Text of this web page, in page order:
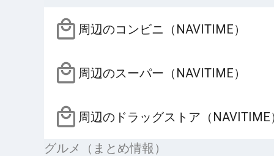
周辺のコンビニ（NAVITIME）
周辺のスーパー（NAVITIME）
周辺のドラッグストア（NAVITIME
グルメ（まとめ情報）